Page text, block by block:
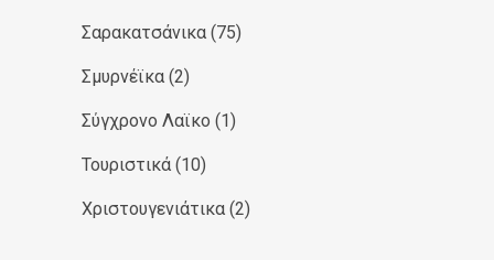
Σαρακατσάνικα (75)
Σμυρνέϊκα (2)
Σύγχρονο Λαϊκο (1)
Τουριστικά (10)
Χριστουγενιάτικα (2)